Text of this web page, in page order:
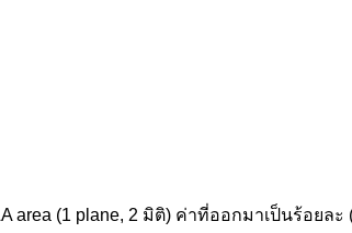
area (1 plane, 2 มิติ) ค่าที่ออกมาเป็นร้อยล